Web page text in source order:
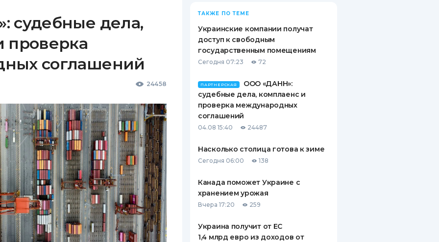
судебные дела,
проверка
соглашений
24458
ТАКЖЕ ПО ТЕМЕ
Украинские компании получат
доступ к свободным
государственным помещениям
Сегодня 07:23 72
ПАРТНЕРСКАЯ
ООО «ДАНН»:
судебные дела, комплаенс и
проверка международных
соглашений
04.08 15:40 24487
Насколько столица готова к зиме
Сегодня 06:00 138
Канада поможет Украине с
хранением урожая
Вчера 17:20 259
Украина получит от ЕС
1,4 млрд евро из доходов от